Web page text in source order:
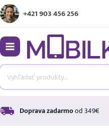
+421 903 456 256
Doprava zadarmood 349€